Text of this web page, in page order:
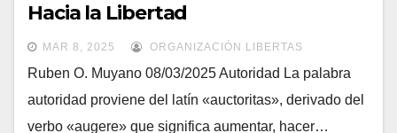
Hacia la Libertad
MAR 8, 2025 ORGANIZACIÓN LIBERTAS
Ruben O. Muyano 08/03/2025 Autoridad La palabra
autoridad proviene del latín «auctoritas», derivado del
verbo «augere» que significa aumentar, hacer…